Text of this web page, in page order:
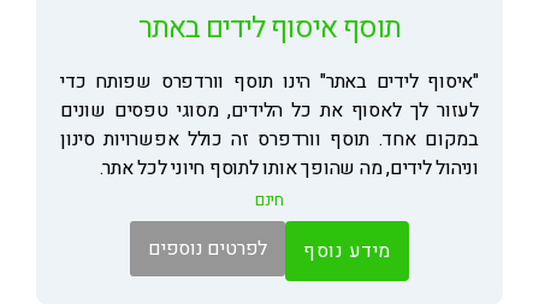
תוסף איסוף לידים באתר
"איסוף לידים באתר" הינו תוסף וורדפרס שפותח כדי
לעזור לך לאסוף את כל הלידים, מסוגי טפסים שונים
במקום אחד. תוסף וורדפרס זה כולל אפשרויות סינון
וניהול לידים, מה שהופך אותו לתוסף חיוני לכל אתר.
חינם
מידע נוסף לפרטים נוספים